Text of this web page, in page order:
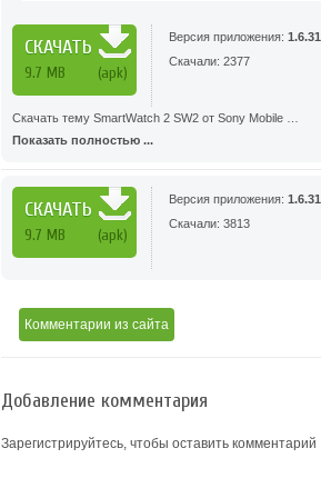
СКАЧАТЬ
9.7 MB (apk)
Версия приложения: 1.6.31
Скачали: 2377
Скачать тему SmartWatch 2 SW2 от Sony Mobile …
Показать полностью ...
СКАЧАТЬ
9.7 MB (apk)
Версия приложения: 1.6.31
Скачали: 3813
Комментарии из сайта
Добавление комментария
Зарегистрируйтесь, чтобы оставить комментарий